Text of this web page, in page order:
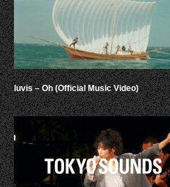
luvis – Oh (Official Music Video)